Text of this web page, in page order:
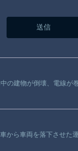
の建物が倒壊、電線が
から車両を落下させた